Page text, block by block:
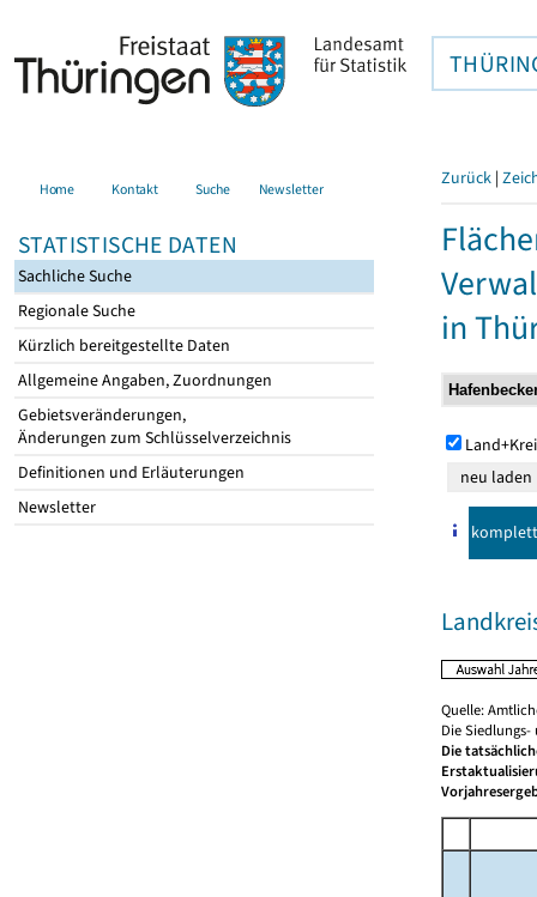
Home Kontakt Suche Newsletter
STATISTISCHE DATEN
Sachliche Suche
Regionale Suche
Kürzlich bereitgestellte Daten
Allgemeine Angaben, Zuordnungen
Gebietsveränderungen,
Änderungen zum Schlüsselverzeichnis
Definitionen und Erläuterungen
Newsletter
Zurück |
in
komplett
Quelle:
Die
Die